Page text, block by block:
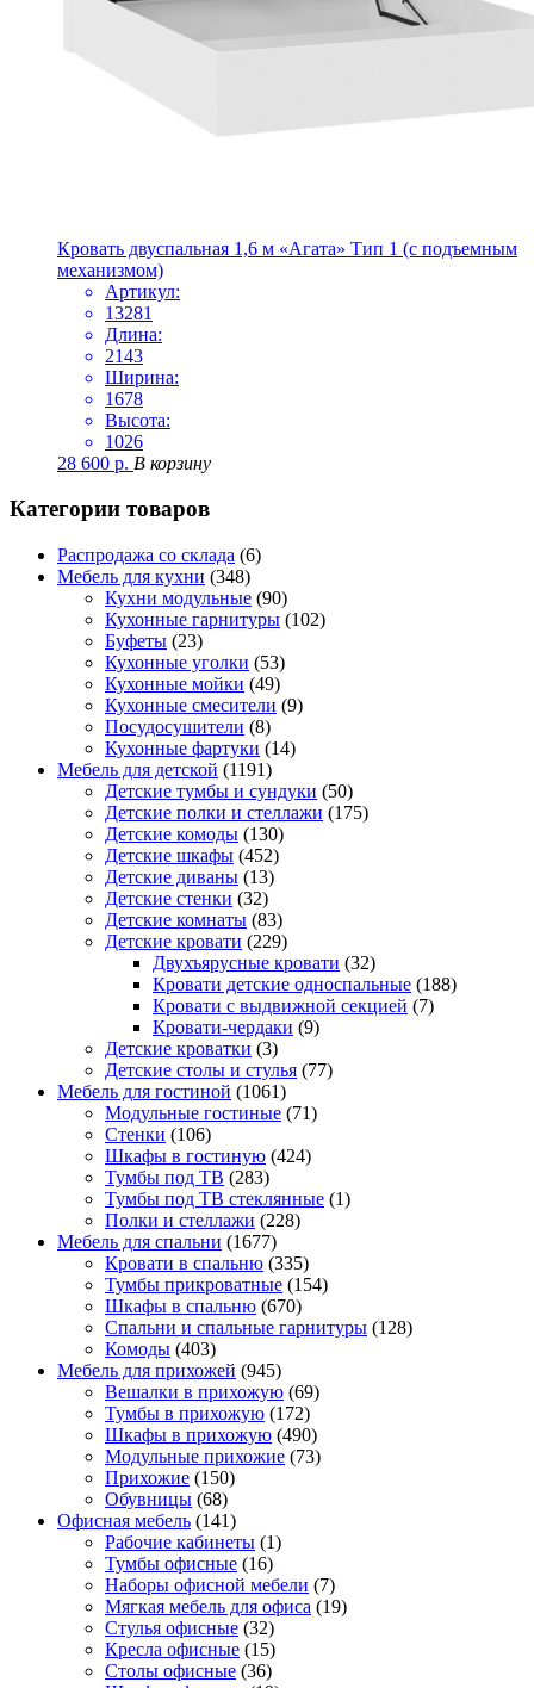
Кровать двуспальная 1,6 м «Агата» Тип 1 (с подъемным
механизмом)
Артикул:
13281
Длина:
2143
Ширина:
1678
Высота:
1026
28 600 р. В корзину
Категории товаров
Распродажа со склада (6)
Мебель для кухни (348)
Кухни модульные (90)
Кухонные гарнитуры (102)
Буфеты (23)
Кухонные уголки (53)
Кухонные мойки (49)
Кухонные смесители (9)
Посудосушители (8)
Кухонные фартуки (14)
Мебель для детской (1191)
Детские тумбы и сундуки (50)
Детские полки и стеллажи (175)
Детские комоды (130)
Детские шкафы (452)
Детские диваны (13)
Детские стенки (32)
Детские комнаты (83)
Детские кровати (229)
Двухъярусные кровати (32)
Кровати детские односпальные (188)
Кровати с выдвижной секцией (7)
Кровати-чердаки (9)
Детские кроватки (3)
Детские столы и стулья (77)
Мебель для гостиной (1061)
Модульные гостиные (71)
Стенки (106)
Шкафы в гостиную (424)
Тумбы под ТВ (283)
Тумбы под ТВ стеклянные (1)
Полки и стеллажи (228)
Мебель для спальни (1677)
Кровати в спальню (335)
Тумбы прикроватные (154)
Шкафы в спальню (670)
Спальни и спальные гарнитуры (128)
Комоды (403)
Мебель для прихожей (945)
Вешалки в прихожую (69)
Тумбы в прихожую (172)
Шкафы в прихожую (490)
Модульные прихожие (73)
Прихожие (150)
Обувницы (68)
Офисная мебель (141)
Рабочие кабинеты (1)
Тумбы офисные (16)
Наборы офисной мебели (7)
Мягкая мебель для офиса (19)
Стулья офисные (32)
Кресла офисные (15)
Столы офисные (36)